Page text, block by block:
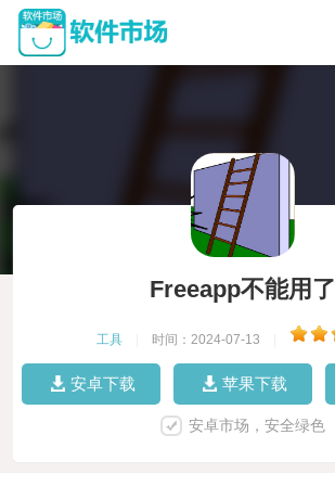
Freeapp不能用了
工具 时间：2024-07-13
安卓下载 苹果下载
安卓市场，安全绿色